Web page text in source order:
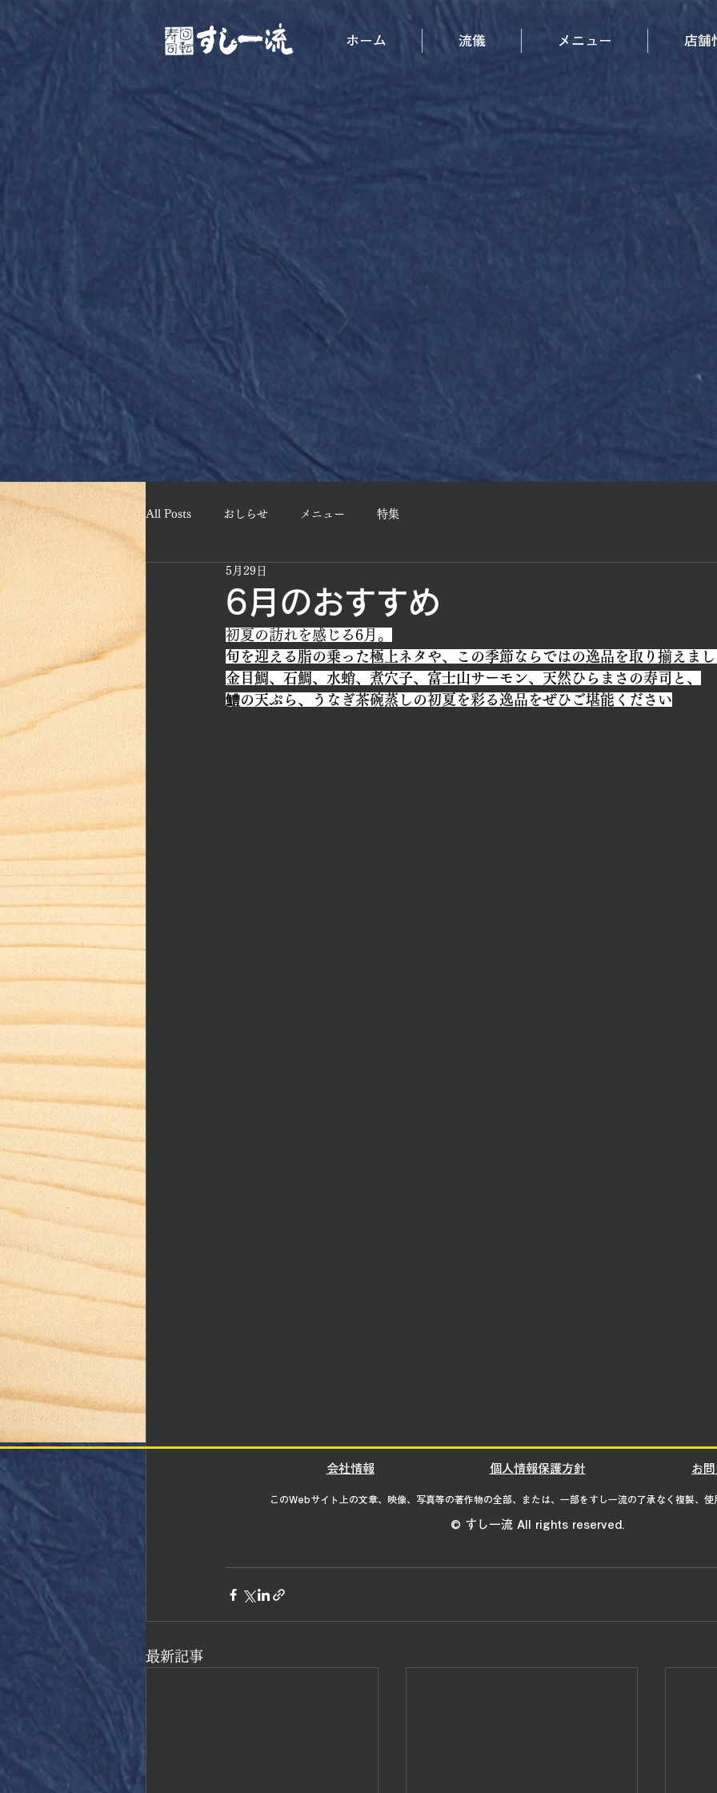
ホーム 流儀 メニュー 店舗
All Posts おしらせ メニュー 特集
6月のおすすめ
5月29日
初夏の訪れを感じる6月。
旬を迎える脂の乗った極上ネタや、この季節ならではの逸品を取り揃えま
金目鯛、石鯛、水蛸、煮穴子、富士山サーモン、天然ひらまさの寿司と、
鱧の天ぷら、うなぎ茶碗蒸しの初夏を彩る逸品をぜひご堪能ください
最新記事
​会社情報 個人情報保護方針 お
このWebサイト上の文章、映像、写真等の著作物の全部、または、一部をすし一流の了承なく複製、使
© すし一流 All rights reserved.